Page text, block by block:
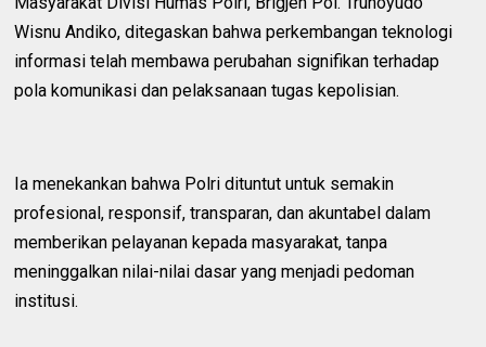
Wisnu Andiko, ditegaskan bahwa perkembangan teknologi
informasi telah membawa perubahan signifikan terhadap
pola komunikasi dan pelaksanaan tugas kepolisian.
Ia menekankan bahwa Polri dituntut untuk semakin
profesional, responsif, transparan, dan akuntabel dalam
memberikan pelayanan kepada masyarakat, tanpa
meninggalkan nilai-nilai dasar yang menjadi pedoman
institusi.